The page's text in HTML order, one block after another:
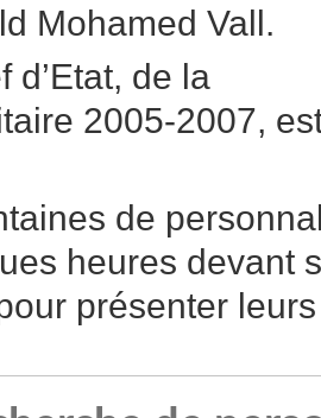
Mohamed Vall.
d’Etat, de la
2005-2007,
de
heures devant
présenter